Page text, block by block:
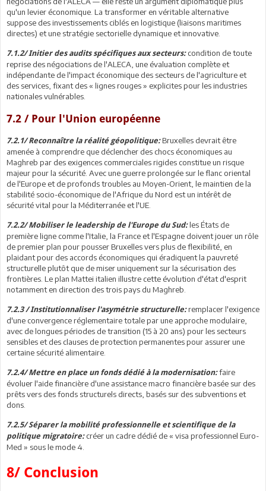
qu'un levier économique. La transformer en véritable alternative
suppose des investissements ciblés en logistique (liaisons maritimes
directes) et une stratégie sectorielle dynamique et innovative.
7.1.2/ Initier des audits spécifiques aux secteurs:condition de toute
reprise des négociations de l'ALECA, une évaluation complète et
indépendante de l'impact économique des secteurs de l'agriculture et
des services, fixant des « lignes rouges » explicites pour les industries
nationales vulnérables.
7.2 / Pour l'Union européenne
7.2.1/ Reconnaître la réalité géopolitique:Bruxelles devrait être
amenée à comprendre que déclencher des chocs économiques au
Maghreb par des exigences commerciales rigides constitue un risque
majeur pour la sécurité. Avec une guerre prolongée sur le flanc oriental
de l'Europe et de profonds troubles au Moyen-Orient, le maintien de la
stabilité socio-économique de l'Afrique du Nord est un intérêt de
sécurité vital pour la Méditerranée et l'UE.
7.2.2/ Mobiliser le leadership de l'Europe du Sud:les États de
première ligne comme l'Italie, la France et l'Espagne doivent jouer un rôle
de premier plan pour pousser Bruxelles vers plus de flexibilité, en
plaidant pour des accords économiques qui éradiquent la pauvreté
structurelle plutôt que de miser uniquement sur la sécurisation des
frontières. Le plan Mattei italien illustre cette évolution d'état d'esprit
notamment en direction des trois pays du Maghreb.
7.2.3 / Institutionnaliser l'asymétrie structurelle:remplacer l'exigence
d'une convergence réglementaire totale par une approche modulaire,
avec de longues périodes de transition (15 à 20 ans) pour les secteurs
sensibles et des clauses de protection permanentes pour assurer une
certaine sécurité alimentaire.
7.2.4/ Mettre en place un fonds dédié à la modernisation:faire
évoluer l'aide financière d'une assistance macro financière basée sur des
prêts vers des fonds structurels directs, basés sur des subventions et
dons.
7.2.5/ Séparer la mobilité professionnelle et scientifique de la
politique migratoire:créer un cadre dédié de « visa professionnel Euro-
Med » sous le mode 4.
8/ Conclusion